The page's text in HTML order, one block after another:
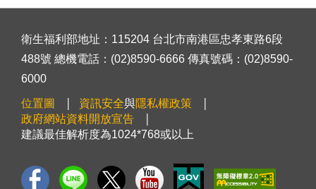
衛生福利部地址：115204 台北市南港區忠孝東路6段
488號 總機電話：(02)8590-6666 傳真號碼：(02)8590-
6000
位置圖 資訊安全與隱私權政策
政府網站資料開放宣告
建議最佳解析度為1024*768或以上